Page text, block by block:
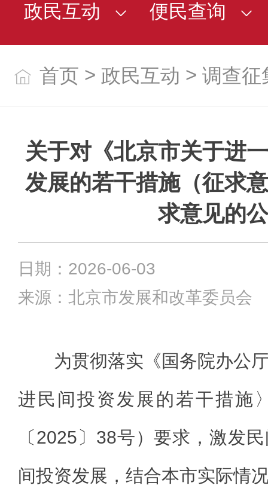
政民互动
便民查询
首页 > 政民互动 > 调查征
关于对《北京市关于进
发展的若干措施（征求
求意见的
日期：2026-06-03
来源：北京市发展和改革委员会
为贯彻落实《国务院办公
进民间投资发展的若干措施
〔2025〕38号）要求，激发
间投资发展，结合本市实际情